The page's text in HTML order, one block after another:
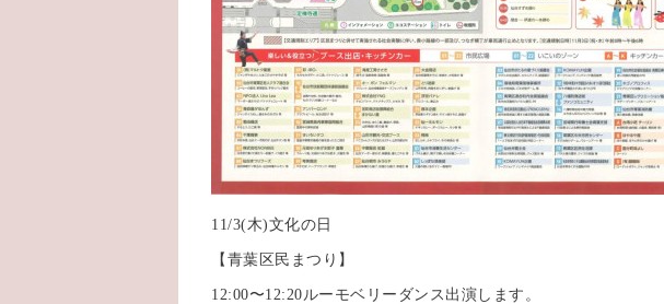
11/3(木)文化の日
【青葉区民まつり】
12:00〜12:20ルーモベリーダンス出演します。